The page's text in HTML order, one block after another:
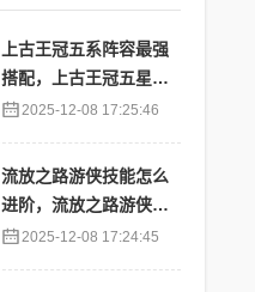
上古王冠五系阵容最强
搭配，上古王冠五星排
行 2025-12-08 17:25:46
流放之路游侠技能怎么
进阶，流放之路游侠技
能怎么进阶的
2025-12-08 17:24:45